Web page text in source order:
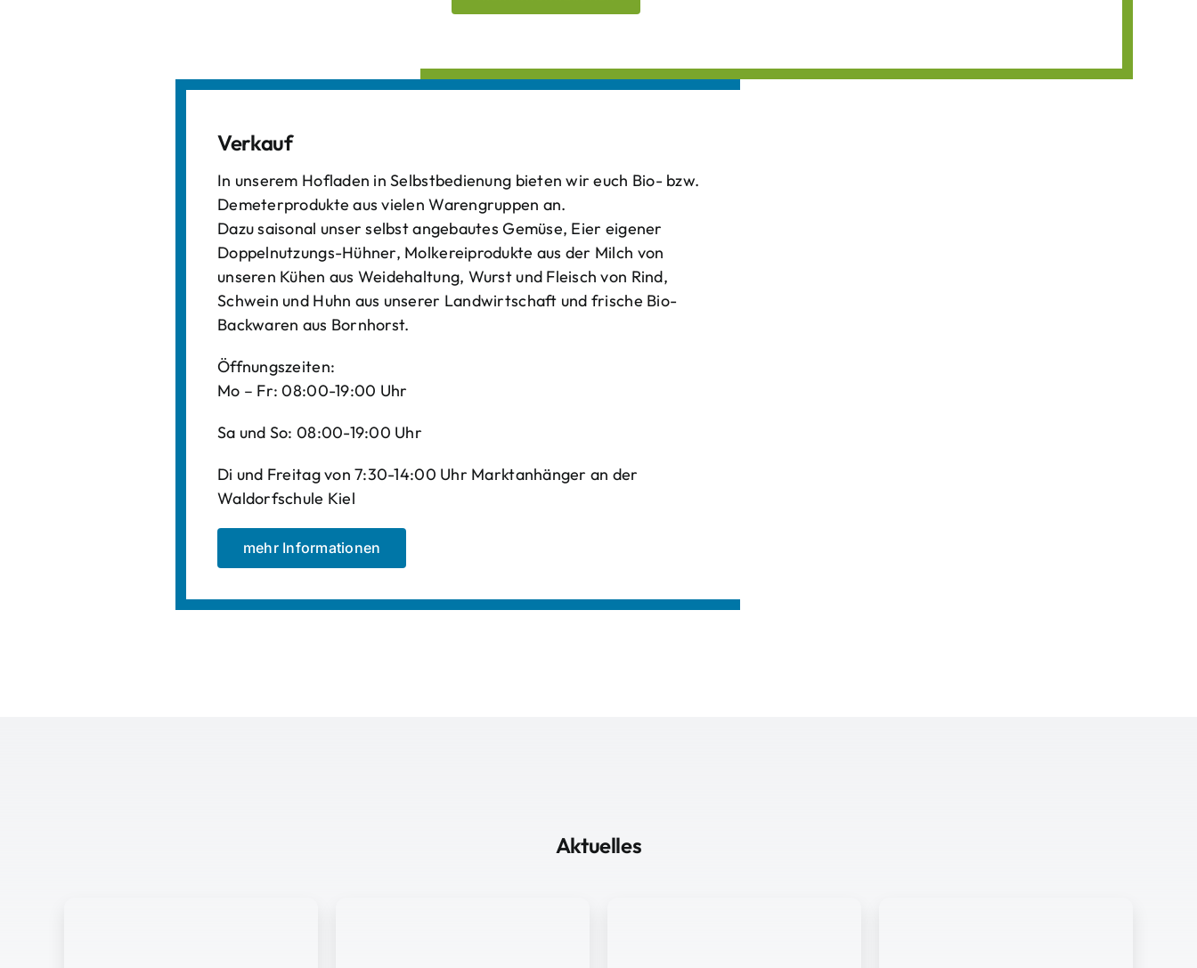
Verkauf
In unserem Hofladen in Selbstbedienung bieten wir euch Bio- bzw.
Demeterprodukte aus vielen Warengruppen an.
Dazu saisonal unser selbst angebautes Gemüse, Eier eigener
Doppelnutzungs-Hühner, Molkereiprodukte aus der Milch von
unseren Kühen aus Weidehaltung, Wurst und Fleisch von Rind,
Schwein und Huhn aus unserer Landwirtschaft und frische Bio-
Backwaren aus Bornhorst.
Öffnungszeiten:
Mo – Fr: 08:00-19:00 Uhr
Sa und So: 08:00-19:00 Uhr
Di und Freitag von 7:30-14:00 Uhr Marktanhänger an der
Waldorfschule Kiel
mehr Informationen
Aktuelles